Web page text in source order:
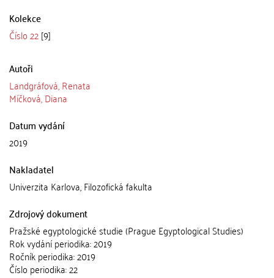
Kolekce
Číslo 22[9]
Autoři
Landgráfová, Renata
Míčková, Diana
Datum vydání
2019
Nakladatel
Univerzita Karlova, Filozofická fakulta
Zdrojový dokument
Pražské egyptologické studie (Prague Egyptological Studies)
Rok vydání periodika: 2019
Ročník periodika: 2019
Číslo periodika: 22